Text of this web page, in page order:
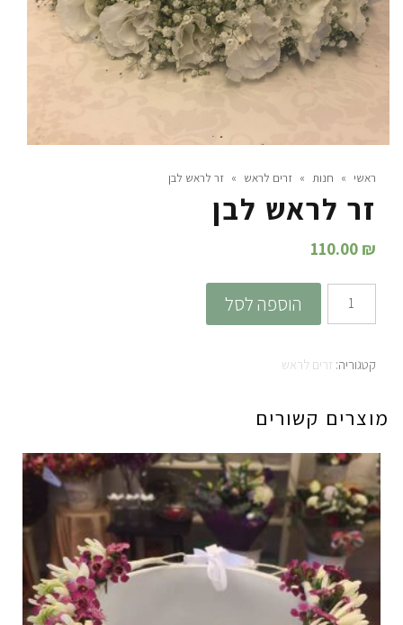
ראשי » חנות » זרים לראש » זר לראש לבן
זר לראש לבן
110.00 ₪
כמות
של
לראש
הוספה לסל
קטגוריה: זרים לראש
מוצרים קשורים